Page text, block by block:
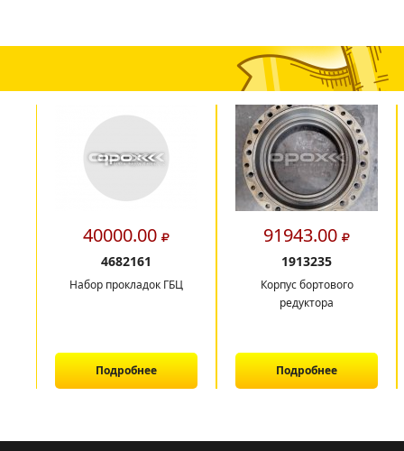
40000.00
4682161
Набор прокладок ГБЦ
Подробнее
91943.00
1913235
Корпус бортового
редуктора
Подробнее